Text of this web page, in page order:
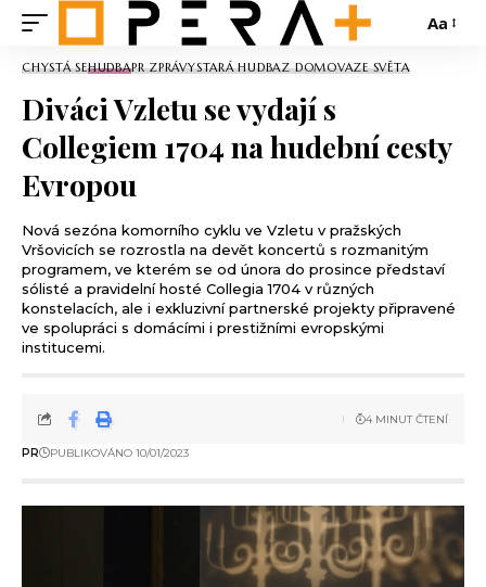
Aa
CHYSTÁ SEHUDBAPR ZPRÁVYSTARÁ HUDBAZ DOMOVAZE SVĚTA
Diváci Vzletu se vydají s
Collegiem 1704 na hudební cesty
Evropou
Nová sezóna komorního cyklu ve Vzletu v pražských
Vršovicích se rozrostla na devět koncertů s rozmanitým
programem, ve kterém se od února do prosince představí
sólisté a pravidelní hosté Collegia 1704 v různých
konstelacích, ale i exkluzivní partnerské projekty připravené
ve spolupráci s domácími i prestižními evropskými
institucemi.
PR PUBLIKOVÁNO 10/01/2023
4 MINUT ČTENÍ